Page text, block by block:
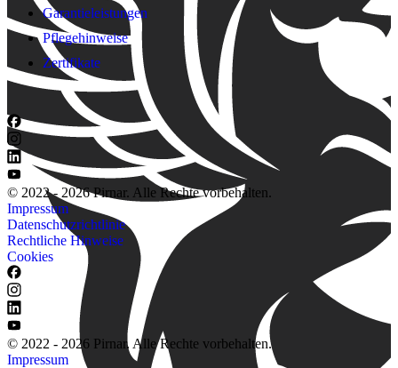
Garantieleistungen
Pflegehinweise
Zertifikate
© 2022 - 2026 Pirnar. Alle Rechte vorbehalten.
Impressum
Datenschutzrichtlinie
Rechtliche Hinweise
Cookies
© 2022 - 2026 Pirnar. Alle Rechte vorbehalten.
Impressum